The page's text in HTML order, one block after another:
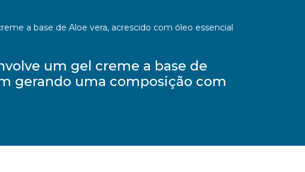
a base de Aloe vera, acrescido com óleo essencial
um gel creme a base de
gerando uma composição com